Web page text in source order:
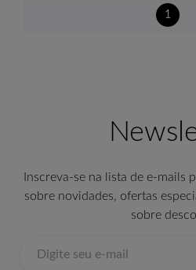
1
Inscreva-se na lista de e-mails
sobre novidades, ofertas
sobre